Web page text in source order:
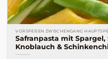
VORSPEISEN ZWISCHENGANG
Safranpasta mit
Knoblauch &